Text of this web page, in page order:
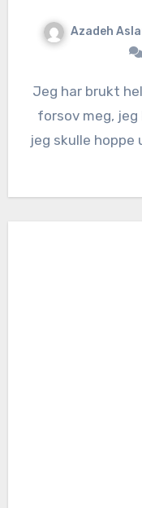
Azadeh
Jeg har brukt hele dagen på å fordøye at i dag
forsov meg,
jeg skulle hoppe